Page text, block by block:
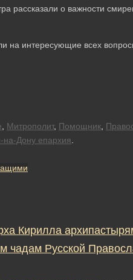
рассказали о важности
на интересующие всех
Митрополит, Помощник
на-Дону епархия
Кирилла
Русской